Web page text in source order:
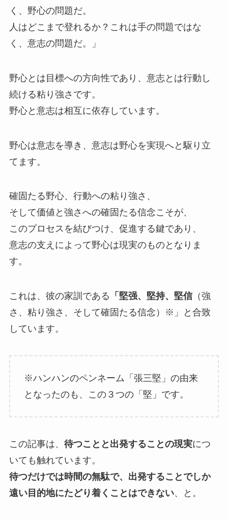
く、野心の問題だ。
人はどこまで登れるか？これは手の問題ではな
く、意志の問題だ。」
野心とは目標への方向性であり、意志とは行動し
続ける粘り強さです。
野心と意志は相互に依存しています。
野心は意志を導き、意志は野心を実現へと駆り立
てます。
確固たる野心、行動への粘り強さ、
そして価値と強さへの確固たる信念こそが、
このプロセスを結びつけ、促進する鍵であり、
意志の支えによって野心は現実のものとなりま
す。
これは、彼の家訓である 「堅强、堅持、堅信（強
さ、粘り強さ、そして確固たる信念）※」と合致
しています。
※ハンハンのペンネーム「張三堅」の由来
となったのも、この３つの「堅」です。
この記事は、 待つことと出発することの現実につ
いても触れています。
待つだけでは時間の無駄で、出発することでしか
遠い目的地にたどり着くことはできない、と。